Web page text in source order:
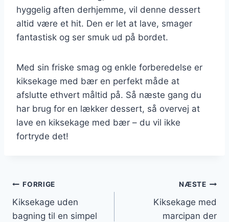
hyggelig aften derhjemme, vil denne dessert
altid være et hit. Den er let at lave, smager
fantastisk og ser smuk ud på bordet.
Med sin friske smag og enkle forberedelse er
kiksekage med bær en perfekt måde at
afslutte ethvert måltid på. Så næste gang du
har brug for en lækker dessert, så overvej at
lave en kiksekage med bær – du vil ikke
fortryde det!
Indlægsnavigation
FORRIGE
Kiksekage uden
bagning til en simpel
NÆSTE
Kiksekage med
marcipan der